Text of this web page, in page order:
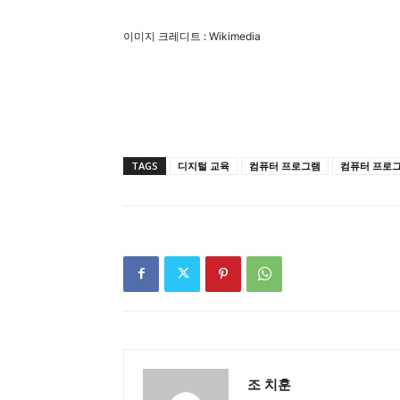
이미지 크레디트 : Wikimedia
TAGS 디지털 교육 컴퓨터 프로그램 컴퓨터 프로
조 치훈